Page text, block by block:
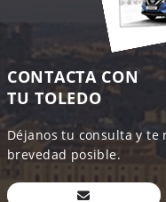
CONTACTA CON
TU TOLEDO
Déjanos tu consulta y te
brevedad posible.